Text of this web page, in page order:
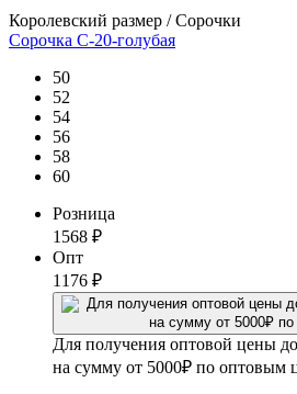
Королевский размер / Сорочки
Сорочка С-20-голубая
50
52
54
56
58
60
Розница
1568 ₽
Опт
1176 ₽
Для получения оптовой цены
на сумму от 5000₽ по оптовым